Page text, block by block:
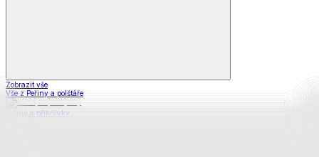
Zobrazit vše
Vše z Peřiny a polštáře
Peřiny a přikrývky